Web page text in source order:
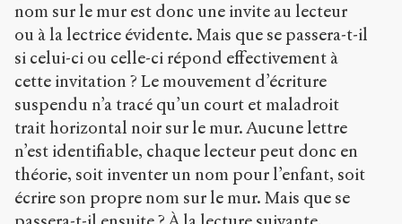
nom sur le mur est donc une invite au lecteur
ou à la lectrice évidente. Mais que se passera-t-il
si celui-ci ou celle-ci répond effectivement à
cette invitation ? Le mouvement d’écriture
suspendu n’a tracé qu’un court et maladroit
trait horizontal noir sur le mur. Aucune lettre
n’est identifiable, chaque lecteur peut donc en
théorie, soit inventer un nom pour l’enfant, soit
écrire son propre nom sur le mur. Mais que se